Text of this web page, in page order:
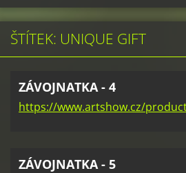
ŠTÍTEK: UNIQUE GIFT
ZÁVOJNATKA - 4
https://www.artshow.cz/
ZÁVOJNATKA - 5